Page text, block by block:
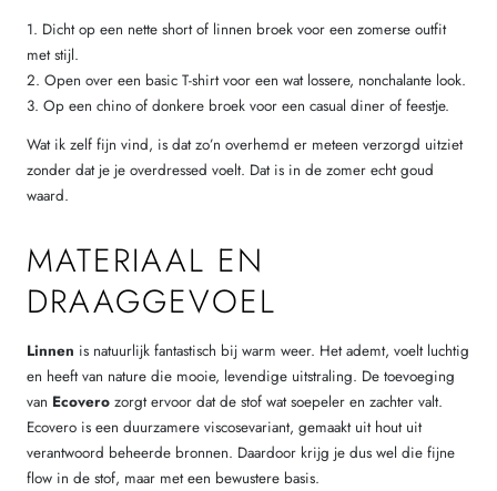
1. Dicht op een nette short of linnen broek voor een zomerse outfit
met stijl.
2. Open over een basic T-shirt voor een wat lossere, nonchalante look.
3. Op een chino of donkere broek voor een casual diner of feestje.
Wat ik zelf fijn vind, is dat zo’n overhemd er meteen verzorgd uitziet
zonder dat je je overdressed voelt. Dat is in de zomer echt goud
waard.
MATERIAAL EN
DRAAGGEVOEL
Linnen is natuurlijk fantastisch bij warm weer. Het ademt, voelt luchtig
en heeft van nature die mooie, levendige uitstraling. De toevoeging
van Ecovero zorgt ervoor dat de stof wat soepeler en zachter valt.
Ecovero is een duurzamere viscosevariant, gemaakt uit hout uit
verantwoord beheerde bronnen. Daardoor krijg je dus wel die fijne
flow in de stof, maar met een bewustere basis.